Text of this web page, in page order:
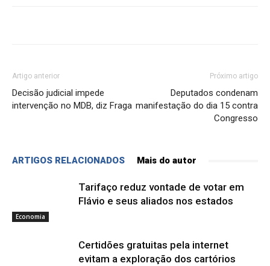
Artigo anterior
Decisão judicial impede
intervenção no MDB, diz Fraga
Próximo artigo
Deputados condenam
manifestação do dia 15 contra
Congresso
ARTIGOS RELACIONADOS Mais do autor
Economia
Tarifaço reduz vontade de votar em
Flávio e seus aliados nos estados
Certidões gratuitas pela internet
evitam a exploração dos cartórios